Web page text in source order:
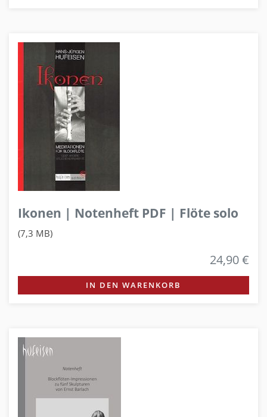
Ikonen | Notenheft PDF | Flöte solo
(7,3 MB)
24,90 €
IN DEN WARENKORB